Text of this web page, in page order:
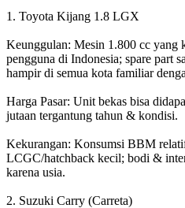
1. Toyota Kijang 1.8 LGX
Keunggulan: Mesin 1.800 cc yang
pengguna di Indonesia; spare part
hampir di semua kota familiar
Harga Pasar: Unit bekas bisa
jutaan tergantung tahun & kondisi.
Kekurangan: Konsumsi BBM
LCGC/hatchback kecil; bodi &
karena usia.
2. Suzuki Carry (Carreta)